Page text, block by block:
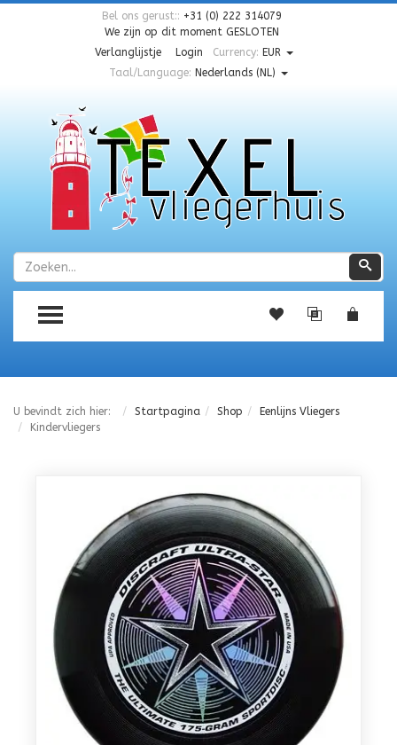
Bel ons gerust:: +31 (0) 222 314079
We zijn op dit moment GESLOTEN
Verlanglijstje
Login Currency: EUR
Taal/Language: Nederlands (NL)
Zoeken
TOGGLE MENU
U bevindt zich hier: Startpagina Shop
Eenlijns Vliegers
Kindervliegers